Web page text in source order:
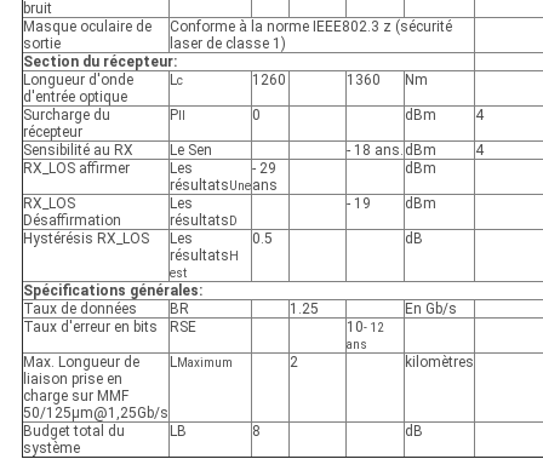
bruit
Masque oculaire de
sortie
Conforme à la norme IEEE802.3 z (sécurité
laser de classe 1)
Section du récepteur:
Longueur d'onde
d'entrée optique
Lc 1260 1360 Nm
Surcharge du
récepteur
PIl 0 dBm 4
Sensibilité au RX Le Sen - 18 ans. dBm
4
RX_LOS affirmer
Les
résultatsUne
- 29
ans
dBm
RX_LOS
Désaffirmation
Les
résultats D
- 19 dBm
Hystérésis RX_LOS
Les
résultats H
est
0.5 dB
Spécifications générales:
Taux de données
BR 1.25
En Gb/s
Taux d'erreur en bits
RSE 10- 12
ans
Max. Longueur de
liaison prise en
charge sur MMF
50/125μm@1,25Gb/s
LMaximum 2 kilomètres
Budget total du
système
LB 8 dB